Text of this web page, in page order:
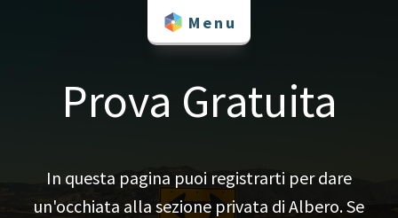
Menu
Prova Gratuita
In questa pagina puoi registrarti per dare
un'occhiata alla sezione privata di Albero. Se